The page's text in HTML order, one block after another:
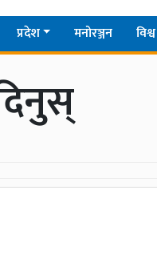
प्रदेश मनोरञ्जन विश्व